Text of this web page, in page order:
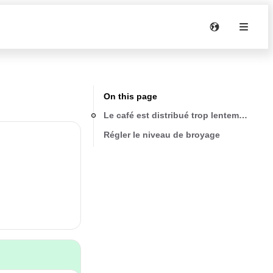
On this page
Le café est distribué trop lentement ou
Régler le niveau de broyage